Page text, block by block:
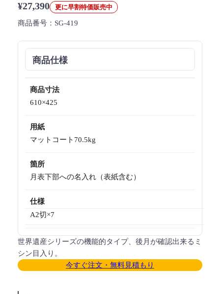
¥27,390 更に早割特価販売中
商品番号： SG-419
商品仕様
商品寸法
610×425
用紙
マットコート70.5kg
箇所
月表下部への名入れ（表紙含む）
仕様
A2切×7
世界遺産シリーズの機能的タイプ、後月が確認出来るミ
シン目入り。
今すぐ注文・無料見積もり